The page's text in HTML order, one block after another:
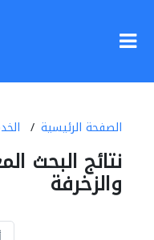
الصفحة الرئيسية
نتائج البحث
والزخرفة